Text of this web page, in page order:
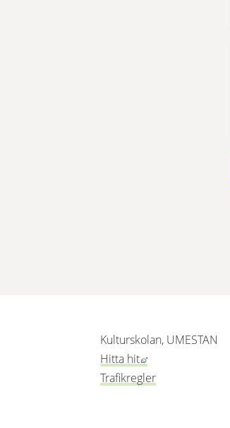
Kulturskolan, UMESTAN
Hitta hit Länk till annan
Trafikregler